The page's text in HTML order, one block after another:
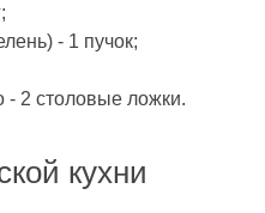
- 1 пучок;
- 2 столовые ложки.
кухни